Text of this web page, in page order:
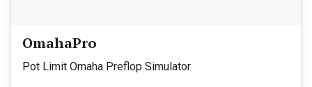
OmahaPro
Pot Limit Omaha Preflop Simulator